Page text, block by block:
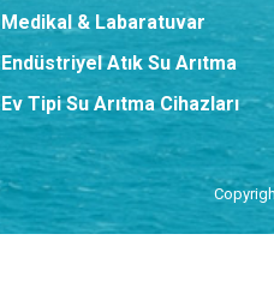
Medikal & Labaratuvar
Endüstriyel Atık Su Arıtma
Ev Tipi Su Arıtma Cihazları